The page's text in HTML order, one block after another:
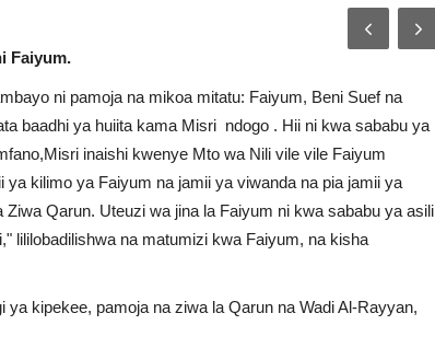
Faiyum.
ni pamoja na mikoa mitatu: Faiyum, Beni Suef na
baadhi ya huiita kama Misri ndogo . Hii ni kwa sababu ya
inaishi kwenye Mto wa Nili vile vile Faiyum
kilimo ya Faiyum na jamii ya viwanda na pia jamii ya
Qarun. Uteuzi wa jina la Faiyum ni kwa sababu ya asili
lililobadilishwa na matumizi kwa Faiyum, na kisha
kipekee, pamoja na ziwa la Qarun na Wadi Al-Rayyan,